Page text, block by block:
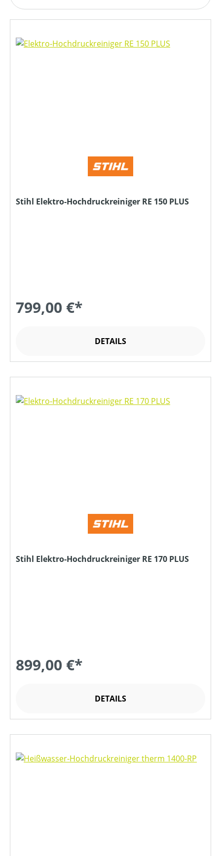
Stihl Elektro-Hochdruckreiniger RE 150 PLUS
799,00 €*
DETAILS
Stihl Elektro-Hochdruckreiniger RE 170 PLUS
899,00 €*
DETAILS